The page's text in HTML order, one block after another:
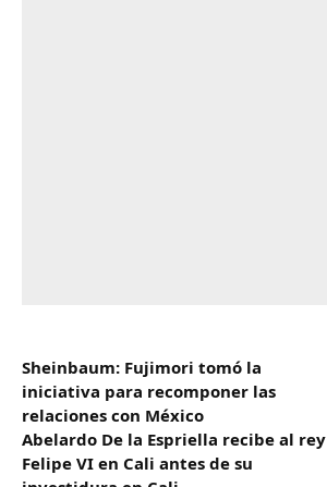
Sheinbaum: Fujimori tomó la
iniciativa para recomponer las
relaciones con México
Abelardo De la Espriella recibe al rey
Felipe VI en Cali antes de su